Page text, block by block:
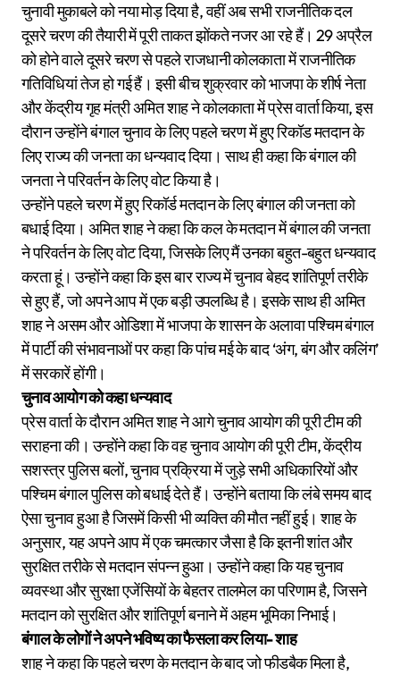
चुनावी मुकाबले को नया मोड़ दिया है, वहीं अब सभी राजनीतिक दल
दूसरे चरण की तैयारी में पूरी ताकत झोंकते नजर आ रहे हैं। 29 अप्रैल
को होने वाले दूसरे चरण से पहले राजधानी कोलकाता में राजनीतिक
गतिविधियां तेज हो गई हैं। इसी बीच शुक्रवार को भाजपा के शीर्ष नेता
और केंद्रीय गृह मंत्री अमित शाह ने कोलकाता में प्रेस वार्ता किया, इस
दौरान उन्होंने बंगाल चुनाव के लिए पहले चरण में हुए रिकॉड मतदान के
लिए राज्य की जनता का धन्यवाद दिया। साथ ही कहा कि बंगाल की
जनता ने परिवर्तन के लिए वोट किया है।
उन्होंने पहले चरण में हुए रिकॉर्ड मतदान के लिए बंगाल की जनता को
बधाई दिया। अमित शाह ने कहा कि कल के मतदान में बंगाल की जनता
ने परिवर्तन के लिए वोट दिया, जिसके लिए मैं उनका बहुत-बहुत धन्यवाद
करता हूं। उन्होंने कहा कि इस बार राज्य में चुनाव बेहद शांतिपूर्ण तरीके
से हुए हैं, जो अपने आप में एक बड़ी उपलब्धि है। इसके साथ ही अमित
शाह ने असम और ओडिशा में भाजपा के शासन के अलावा पश्चिम बंगाल
में पार्टी की संभावनाओं पर कहा कि पांच मई के बाद ‘अंग, बंग और कलिंग’
में सरकारें होंगी।
चुनाव आयोग को कहा धन्यवाद
प्रेस वार्ता के दौरान अमित शाह ने आगे चुनाव आयोग की पूरी टीम की
सराहना की। उन्होंने कहा कि वह चुनाव आयोग की पूरी टीम, केंद्रीय
सशस्त्र पुलिस बलों, चुनाव प्रक्रिया में जुड़े सभी अधिकारियों और
पश्चिम बंगाल पुलिस को बधाई देते हैं। उन्होंने बताया कि लंबे समय बाद
ऐसा चुनाव हुआ है जिसमें किसी भी व्यक्ति की मौत नहीं हुई। शाह के
अनुसार, यह अपने आप में एक चमत्कार जैसा है कि इतनी शांत और
सुरक्षित तरीके से मतदान संपन्न हुआ। उन्होंने कहा कि यह चुनाव
व्यवस्था और सुरक्षा एजेंसियों के बेहतर तालमेल का परिणाम है, जिसने
मतदान को सुरक्षित और शांतिपूर्ण बनाने में अहम भूमिका निभाई।
बंगाल के लोगों ने अपने भविष्य का फैसला कर लिया- शाह
शाह ने कहा कि पहले चरण के मतदान के बाद जो फीडबैक मिला है,